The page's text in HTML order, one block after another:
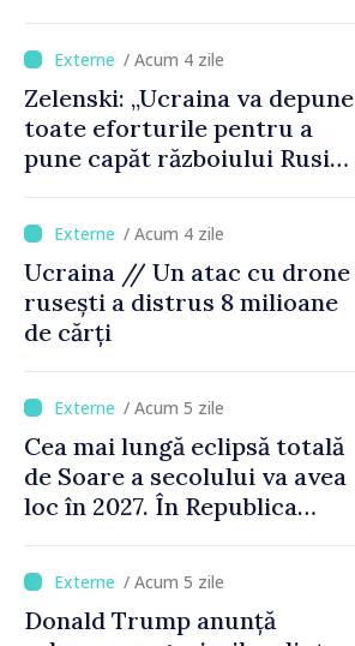
Rusia
/ Acum 4 zile
Zelenski: „Ucraina va depune
toate eforturile pentru a
pune capăt războiului Rusiei
/ Acum 4 zile
Ucraina // Un atac cu drone
rusești a distrus 8 milioane
de cărți
/ Acum 5 zile
Cea mai lungă eclipsă totală
de Soare a secolului va avea
loc în 2027. În Republica
acoperit în proporție de
până la 44%/ Acum 5 zile
Donald Trump anunță